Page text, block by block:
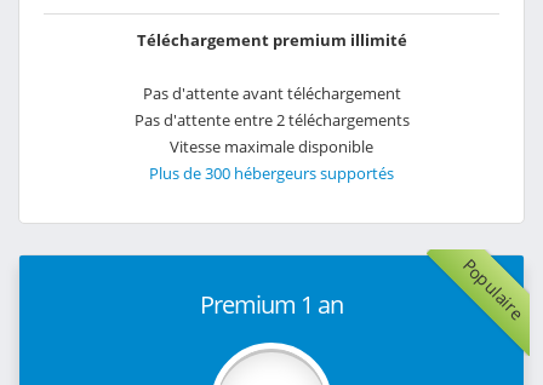
Téléchargement premium illimité
Pas d'attente avant téléchargement
Pas d'attente entre 2 téléchargements
Vitesse maximale disponible
Plus de 300 hébergeurs supportés
Populaire
Premium 1 an